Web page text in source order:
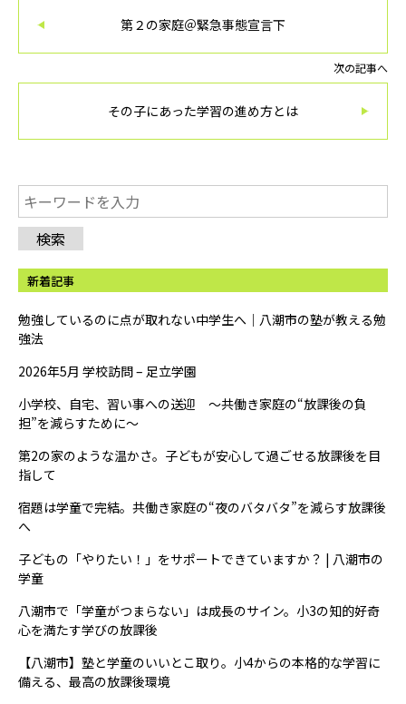
検索
新着記事
勉強しているのに点が取れない中学生へ｜八潮市の塾が教える勉
強法
2026年5月 学校訪問 – 足立学園
小学校、自宅、習い事への送迎 ～共働き家庭の“放課後の負
担”を減らすために～
第2の家のような温かさ。子どもが安心して過ごせる放課後を目
指して
宿題は学童で完結。共働き家庭の“夜のバタバタ”を減らす放課後
へ
子どもの「やりたい！」をサポートできていますか？ | 八潮市の
学童
八潮市で「学童がつまらない」は成長のサイン。小3の知的好奇
心を満たす学びの放課後
【八潮市】塾と学童のいいとこ取り。小4からの本格的な学習に
備える、最高の放課後環境
第２の家庭＠緊急事態宣言下
次の記事へ
その子にあった学習の進め方とは